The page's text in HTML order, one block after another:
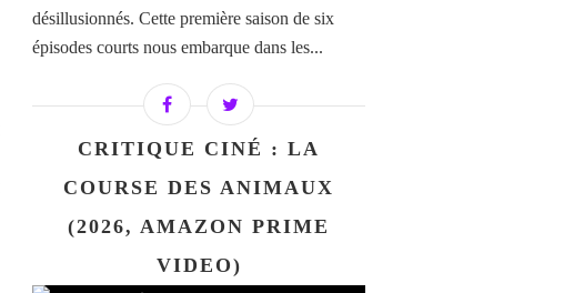
désillusionnés. Cette première saison de six
épisodes courts nous embarque dans les...
CRITIQUE CINÉ : LA
COURSE DES ANIMAUX
(2026, AMAZON PRIME
VIDEO)